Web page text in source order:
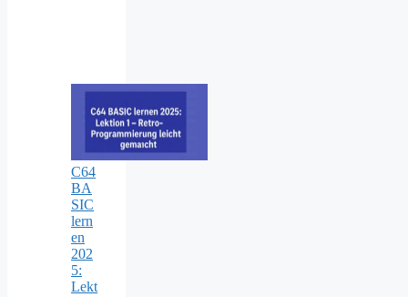
C64
BA
SIC
lern
en
202
5:
Lekt